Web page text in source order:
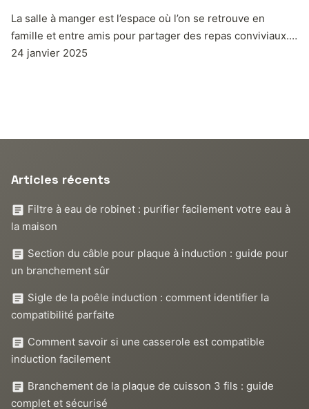
La salle à manger est l’espace où l’on se retrouve en
famille et entre amis pour partager des repas conviviaux.…
24 janvier 2025
Articles récents
Filtre à eau de robinet : purifier facilement votre eau à
la maison
Section du câble pour plaque à induction : guide pour
un branchement sûr
Sigle de la poêle induction : comment identifier la
compatibilité parfaite
Comment savoir si une casserole est compatible
induction facilement
Branchement de la plaque de cuisson 3 fils : guide
complet et sécurisé